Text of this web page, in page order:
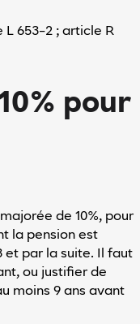
653-2 ; article R
pour
de 10%, pour
la pension est
et par la suite. Il faut
ou justifier de
moins 9 ans avant